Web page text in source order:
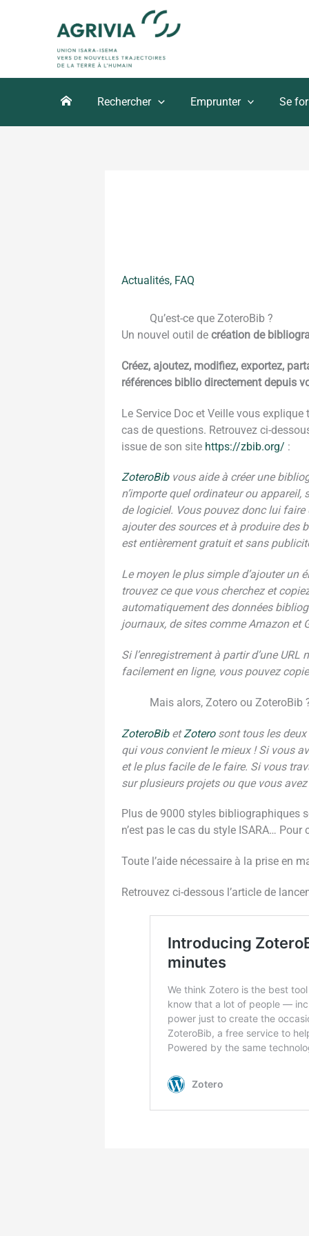
Rechercher Emprunter Se
Actualités, FAQ
Qu’est-ce que ZoteroBib ?
Un nouvel outil de création de
Créez, ajoutez, modifiez, exportez,
références biblio directement depuis
Le Service Doc et Veille vous
cas de questions. Retrouvez ci-
issue de son site https://zbib.org/ :
ZoteroBibvous aide à créer une
n’importe quel ordinateur ou
de logiciel. Vous pouvez donc lui
ajouter des sources et à produire des
est entièrement gratuit et sans
Le moyen le plus simple d’ajouter un
trouvez ce que vous cherchez et
automatiquement des données
journaux, de sites comme Amazon et
Si l’enregistrement à partir d’une
facilement en ligne, vous pouvez
Mais alors, Zotero ou ZoteroBib
ZoteroBibetZoterosont tous les deux
qui vous convient le mieux ! Si vous
et le plus facile de le faire. Si vous
sur plusieurs projets ou que vous
Plus de 9000 styles bibliographiques
n’est pas le cas du style ISARA…
Toute l’aide nécessaire à la prise en
Retrouvez ci-dessous l’article de